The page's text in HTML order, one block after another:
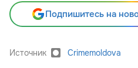
Подпишитесь на
Источник Crimemoldova